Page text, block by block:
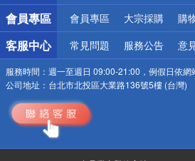
會員專區 會員專區 大宗採購 購
客服中心 常見問題 服務公告 意
服務時間： 週一至週日 09:00-21:00，例假日依網
公司地址： 台北市北投區大業路136號5樓 (台灣)